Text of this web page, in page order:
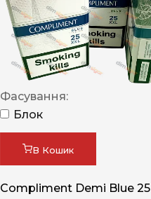
Фасування:
Блок
В Кошик
Compliment Demi Blue 25